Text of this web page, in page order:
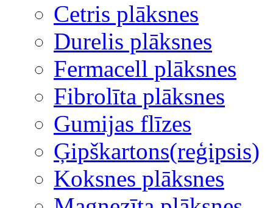
Cetris plāksnes
Durelis plāksnes
Fermacell plāksnes
Fibrolīta plāksnes
Gumijas flīzes
Ģipškartons(reģipsis)
Koksnes plāksnes